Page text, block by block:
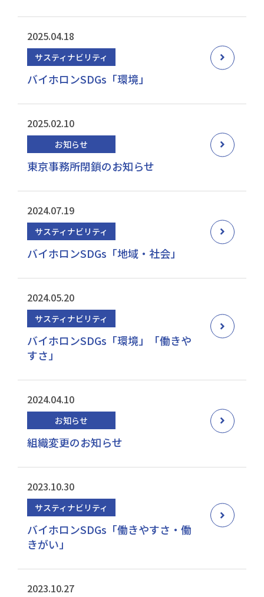
2025.04.18
サスティナビリティ
バイホロンSDGs「環境」
2025.02.10
お知らせ
東京事務所閉鎖のお知らせ
2024.07.19
サスティナビリティ
バイホロンSDGs「地域・社会」
2024.05.20
サスティナビリティ
バイホロンSDGs「環境」「働きや
すさ」
2024.04.10
お知らせ
組織変更のお知らせ
2023.10.30
サスティナビリティ
バイホロンSDGs「働きやすさ・働
きがい」
2023.10.27